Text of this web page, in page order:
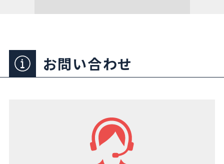
お問い合わせ